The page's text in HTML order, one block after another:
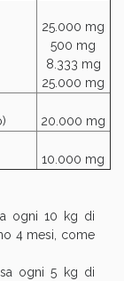
25.000 mg
500 mg
8.333 mg
25.000 mg
20.000 mg
10.000 mg
ogni 10 kg di
4 mesi, come
ogni 5 kg di